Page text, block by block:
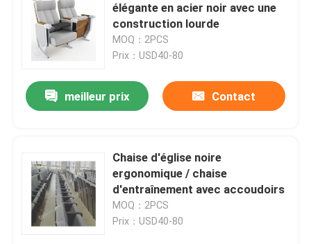
élégante en acier noir avec une
construction lourde
MOQ：2PCS
Prix：USD40-80
meilleur prix Contact
Chaise d'église noire
ergonomique / chaise
d'entraînement avec accoudoirs
MOQ：2PCS
Prix：USD40-80